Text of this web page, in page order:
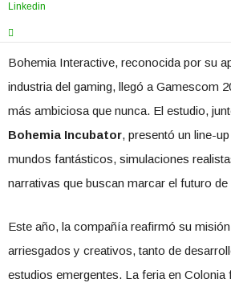
Linkedin
Bohemia Interactive, reconocida por su
industria del gaming, llegó a Gamescom
más ambiciosa que nunca. El estudio,
Bohemia Incubator, presentó un line-
mundos fantásticos, simulaciones
narrativas que buscan marcar el futuro
Este año, la compañía reafirmó su
arriesgados y creativos, tanto de
estudios emergentes. La feria en Colonia